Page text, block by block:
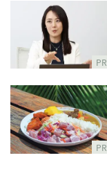
PR
PR